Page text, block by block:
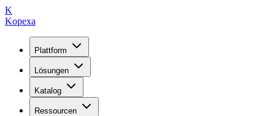
K
Kopexa
Plattform
Lösungen
Katalog
Ressourcen